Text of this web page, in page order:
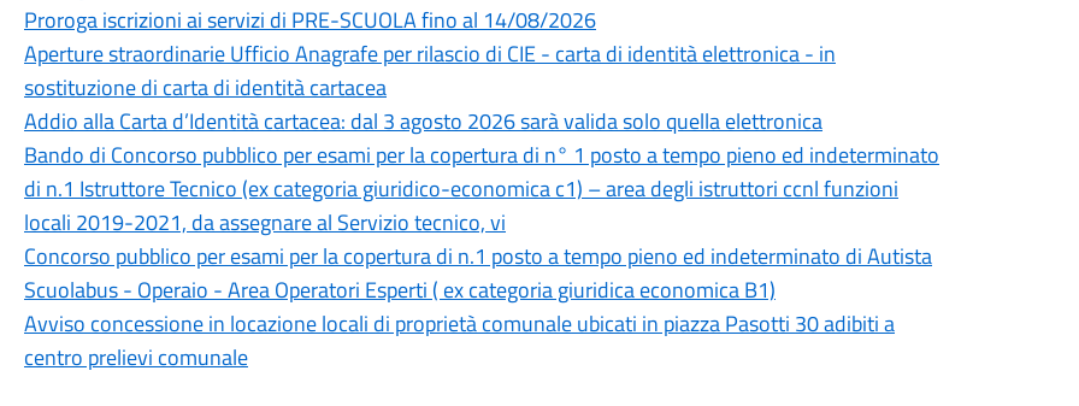
Proroga iscrizioni ai servizi di PRE-SCUOLA fino al 14/08/2026
Aperture straordinarie Ufficio Anagrafe per rilascio di CIE - carta di identità elettronica - in
sostituzione di carta di identità cartacea
Addio alla Carta d’Identità cartacea: dal 3 agosto 2026 sarà valida solo quella elettronica
Bando di Concorso pubblico per esami per la copertura di n° 1 posto a tempo pieno ed indeterminato
di n.1 Istruttore Tecnico (ex categoria giuridico-economica c1) – area degli istruttori ccnl funzioni
locali 2019-2021, da assegnare al Servizio tecnico, vi
Concorso pubblico per esami per la copertura di n.1 posto a tempo pieno ed indeterminato di Autista
Scuolabus - Operaio - Area Operatori Esperti ( ex categoria giuridica economica B1)
Avviso concessione in locazione locali di proprietà comunale ubicati in piazza Pasotti 30 adibiti a
centro prelievi comunale